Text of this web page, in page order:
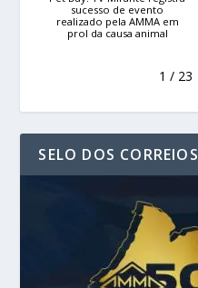
sucesso de evento
realizado pela AMMA em
prol da causa animal
1 / 23
SELO DOS CORREIOS